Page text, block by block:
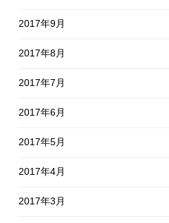
2017年9月
2017年8月
2017年7月
2017年6月
2017年5月
2017年4月
2017年3月